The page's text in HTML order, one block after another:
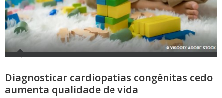
Diagnosticar cardiopatias congênitas cedo
aumenta qualidade de vida